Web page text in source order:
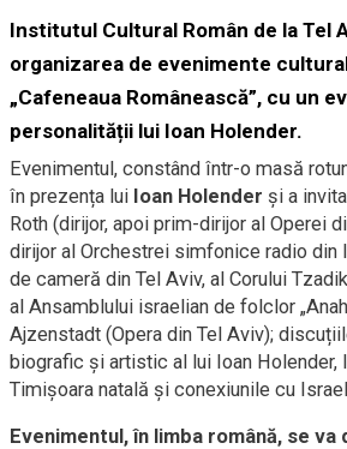
Institutul Cultural Român de la Tel
organizarea de evenimente
„Cafeneaua Românească”, cu un
personalității lui Ioan Holender.
Evenimentul, constând într-o masă
în prezența lui Ioan Holender și a
Roth (dirijor, apoi prim-dirijor al Operei
dirijor al Orchestrei simfonice radio din
de cameră din Tel Aviv, al Corului
al Ansamblului israelian de folclor
Ajzenstadt (Opera din Tel Aviv);
biografic și artistic al lui Ioan Holender,
Timișoara natală și conexiunile cu
Evenimentul, în limba română, se